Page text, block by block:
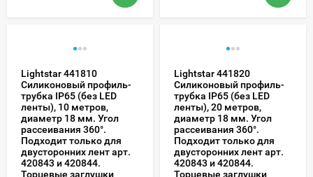
Lightstar 441810
Силиконовый профиль-
трубка IP65 (без LED
ленты), 10 метров,
диаметр 18 мм. Угол
рассеивания 360°.
Подходит только для
двусторонних лент арт.
420843 и 420844.
Торцевые заглушки
Lightstar 441820
Силиконовый профиль-
трубка IP65 (без LED
ленты), 20 метров,
диаметр 18 мм. Угол
рассеивания 360°.
Подходит только для
двусторонних лент арт.
420843 и 420844.
Торцевые заглушки